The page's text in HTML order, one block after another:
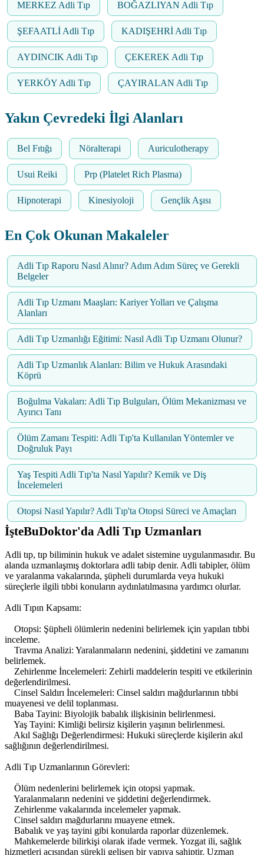
MERKEZ Adli Tıp BOĞAZLIYAN Adli Tıp
ŞEFAATLİ Adli Tıp KADIŞEHRİ Adli Tıp
AYDINCIK Adli Tıp ÇEKEREK Adli Tıp
YERKÖY Adli Tıp ÇAYIRALAN Adli Tıp
Yakın Çevredeki İlgi Alanları
Bel Fıtığı Nöralterapi Auriculotherapy
Usui Reiki Prp (Platelet Rich Plasma)
Hipnoterapi Kinesiyoloji Gençlik Aşısı
En Çok Okunan Makaleler
Adli Tıp Raporu Nasıl Alınır? Adım Adım Süreç ve Gerekli
Belgeler
Adli Tıp Uzmanı Maaşları: Kariyer Yolları ve Çalışma
Alanları
Adli Tıp Uzmanlığı Eğitimi: Nasıl Adli Tıp Uzmanı Olunur?
Adli Tıp Uzmanlık Alanları: Bilim ve Hukuk Arasındaki
Köprü
Boğulma Vakaları: Adli Tıp Bulguları, Ölüm Mekanizması ve
Ayırıcı Tanı
Ölüm Zamanı Tespiti: Adli Tıp'ta Kullanılan Yöntemler ve
Doğruluk Payı
Yaş Tespiti Adli Tıp'ta Nasıl Yapılır? Kemik ve Diş
İncelemeleri
Otopsi Nasıl Yapılır? Adli Tıp'ta Otopsi Süreci ve Amaçları
İşteBuDoktor'da Adli Tıp Uzmanları
Adli tıp, tıp biliminin hukuk ve adalet sistemine uygulanmasıdır. Bu
alanda uzmanlaşmış doktorlara adli tabip denir. Adli tabipler, ölüm
ve yaralanma vakalarında, şüpheli durumlarda veya hukuki
süreçlerle ilgili tıbbi konuların aydınlatılmasına yardımcı olurlar.
Adli Tıpın Kapsamı:
Otopsi: Şüpheli ölümlerin nedenini belirlemek için yapılan tıbbi
inceleme.
Travma Analizi: Yaralanmaların nedenini, şiddetini ve zamanını
belirlemek.
Zehirlenme İncelemeleri: Zehirli maddelerin tespiti ve etkilerinin
değerlendirilmesi.
Cinsel Saldırı İncelemeleri: Cinsel saldırı mağdurlarının tıbbi
muayenesi ve delil toplanması.
Baba Tayini: Biyolojik babalık ilişkisinin belirlenmesi.
Yaş Tayini: Kimliği belirsiz kişilerin yaşının belirlenmesi.
Akıl Sağlığı Değerlendirmesi: Hukuki süreçlerde kişilerin akıl
sağlığının değerlendirilmesi.
Adli Tıp Uzmanlarının Görevleri:
Ölüm nedenlerini belirlemek için otopsi yapmak.
Yaralanmaların nedenini ve şiddetini değerlendirmek.
Zehirlenme vakalarında incelemeler yapmak.
Cinsel saldırı mağdurlarını muayene etmek.
Babalık ve yaş tayini gibi konularda raporlar düzenlemek.
Mahkemelerde bilirkişi olarak ifade vermek. Yozgat ili, sağlık
hizmetleri açısından sürekli gelişen bir yapıya sahiptir. Uzman